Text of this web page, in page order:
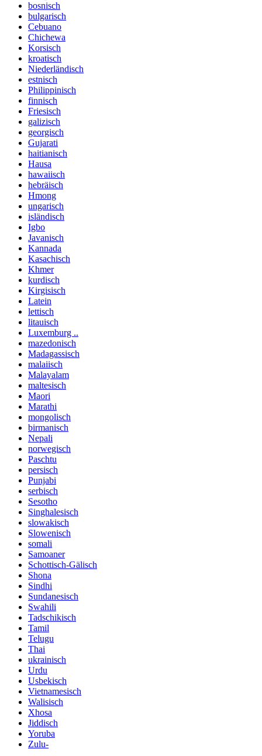
bosnisch
bulgarisch
Cebuano
Chichewa
Korsisch
kroatisch
Niederländisch
estnisch
Philippinisch
finnisch
Friesisch
galizisch
georgisch
Gujarati
haitianisch
Hausa
hawaiisch
hebräisch
Hmong
ungarisch
isländisch
Igbo
Javanisch
Kannada
Kasachisch
Khmer
kurdisch
Kirgisisch
Latein
lettisch
litauisch
Luxemburg ..
mazedonisch
Madagassisch
malaiisch
Malayalam
maltesisch
Maori
Marathi
mongolisch
birmanisch
Nepali
norwegisch
Paschtu
persisch
Punjabi
serbisch
Sesotho
Singhalesisch
slowakisch
Slowenisch
somali
Samoaner
Schottisch-Gälisch
Shona
Sindhi
Sundanesisch
Swahili
Tadschikisch
Tamil
Telugu
Thai
ukrainisch
Urdu
Usbekisch
Vietnamesisch
Walisisch
Xhosa
Jiddisch
Yoruba
Zulu-